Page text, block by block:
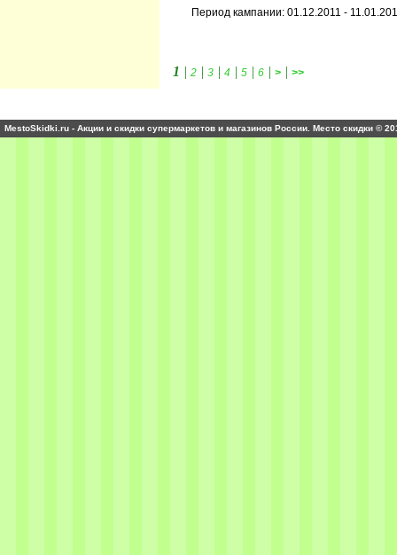
Период кампании: 01.12.2011 -
1 | 2 | 3 | 4 | 5 | 6 | > | >>
MestoSkidki.ru - Акции и скидки супермаркетов и магазинов России. Место скидки ©